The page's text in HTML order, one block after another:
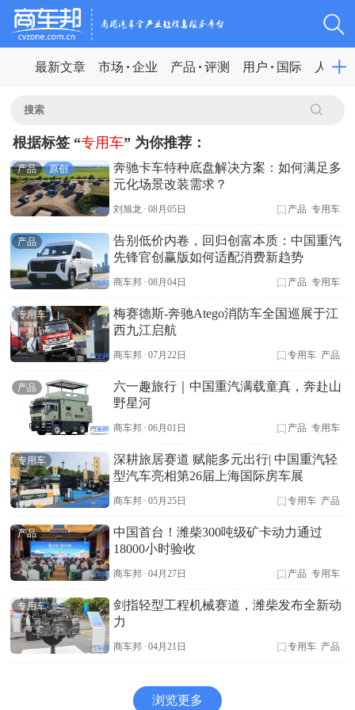
最新文章 市场 企业 产品 评测 用户 国际 人物
根据标签 “专用车” 为你推荐：
产品 原创
奔驰卡车特种底盘解决方案：如何满足多
元化场景改装需求？
刘旭龙 · 08月05日 产品 专用车
产品
告别低价内卷，回归创富本质：中国重汽
先锋官创赢版如何适配消费新趋势
商车邦 · 08月04日 产品 专用车
专用车
梅赛德斯-奔驰Atego消防车全国巡展于江
西九江启航
商车邦 · 07月22日 专用车 产品
产品
六一趣旅行｜中国重汽满载童真，奔赴山
野星河
商车邦 · 06月01日 产品 专用车
专用车
深耕旅居赛道 赋能多元出行| 中国重汽轻
型汽车亮相第26届上海国际房车展
商车邦 · 05月25日 专用车 产品
产品
中国首台！潍柴300吨级矿卡动力通过
18000小时验收
商车邦 · 04月27日 产品 专用车
专用车
剑指轻型工程机械赛道，潍柴发布全新动
力
商车邦 · 04月21日 专用车 产品
浏览更多